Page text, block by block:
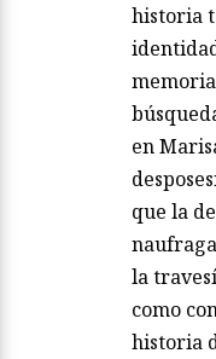
historia
en
que la
la
como
historia